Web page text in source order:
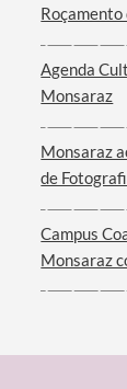
Filtros
Agenda
Monsaraz
Monsaraz
de
Campus
Monsaraz